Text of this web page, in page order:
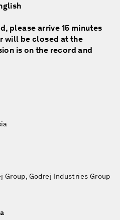
please arrive 15 minutes
will be closed at the
is on the record and
Group, Godrej Industries Group